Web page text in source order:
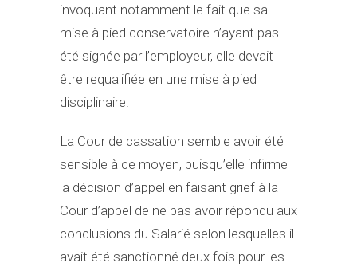
invoquant notamment le fait que sa
mise à pied conservatoire n’ayant pas
été signée par l’employeur, elle devait
être requalifiée en une mise à pied
disciplinaire.
La Cour de cassation semble avoir été
sensible à ce moyen, puisqu’elle infirme
la décision d’appel en faisant grief à la
Cour d’appel de ne pas avoir répondu aux
conclusions du Salarié selon lesquelles il
avait été sanctionné deux fois pour les